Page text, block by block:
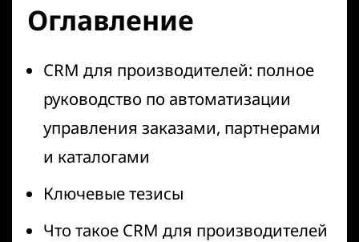
Оглавление
CRM для производителей: полное
руководство по автоматизации
управления заказами, партнерами
и каталогами
Ключевые тезисы
Что такое CRM для производителей